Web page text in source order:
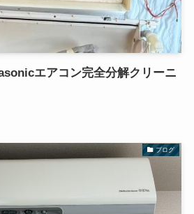
エアコン完全分解クリーニ
ブログ